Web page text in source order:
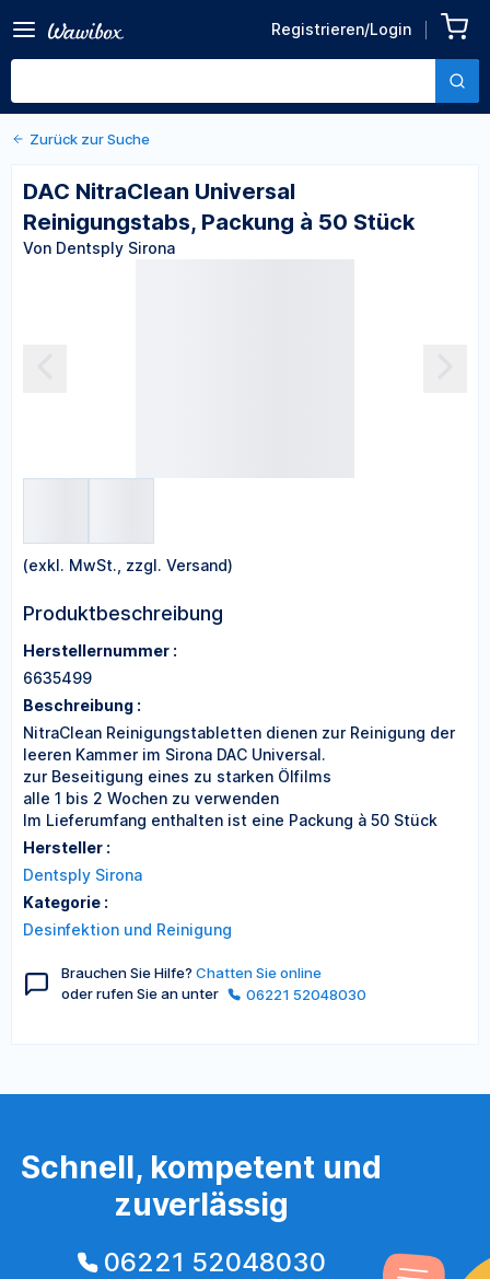
Registrieren/Login
Reinigungstabs, Packung à
50 Stück
Von Dentsply Sirona
Zurück zu den Produktdetails
Zurück zur Suche
DAC NitraClean Universal
Reinigungstabs, Packung à 50 Stück
Von Dentsply Sirona
(exkl. MwSt., zzgl. Versand)
Produktbeschreibung
Herstellernummer :
6635499
Beschreibung :
NitraClean Reinigungstabletten dienen zur Reinigung der
leeren Kammer im Sirona DAC Universal.
zur Beseitigung eines zu starken Ölfilms
alle 1 bis 2 Wochen zu verwenden
Im Lieferumfang enthalten ist eine Packung à 50 Stück
Hersteller :
Dentsply Sirona
Kategorie :
Desinfektion und Reinigung
Brauchen Sie Hilfe? Chatten Sie online
oder rufen Sie an unter
06221 52048030
Schnell, kompetent und
zuverlässig
06221 52048030